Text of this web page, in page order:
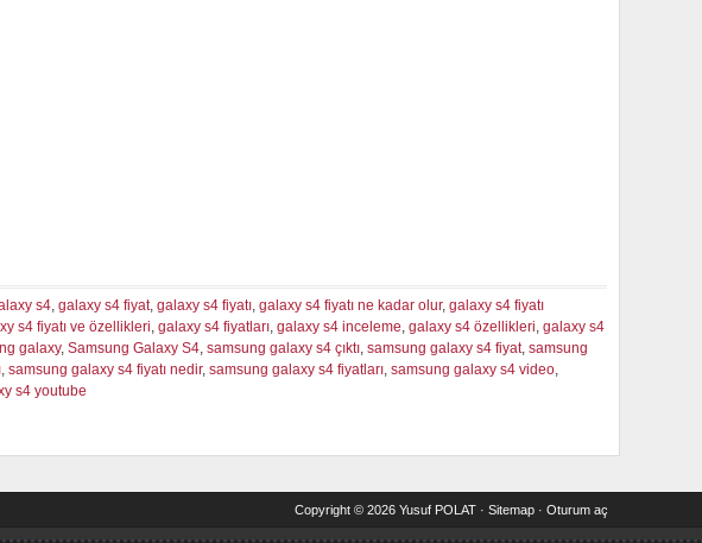
s4, galaxy s4 fiyat, galaxy s4 fiyatı, galaxy s4 fiyatı ne kadar olur, galaxy s4 fiyatı
s4 fiyatı ve özellikleri, galaxy s4 fiyatları, galaxy s4 inceleme, galaxy s4 özellikleri, galaxy s4
galaxy, Samsung Galaxy S4, samsung galaxy s4 çıktı, samsung galaxy s4 fiyat, samsung
, samsung galaxy s4 fiyatı nedir, samsung galaxy s4 fiyatları, samsung galaxy s4 video,
s4 youtube
Copyright © 2026 Yusuf POLAT · Sitemap · Oturum aç